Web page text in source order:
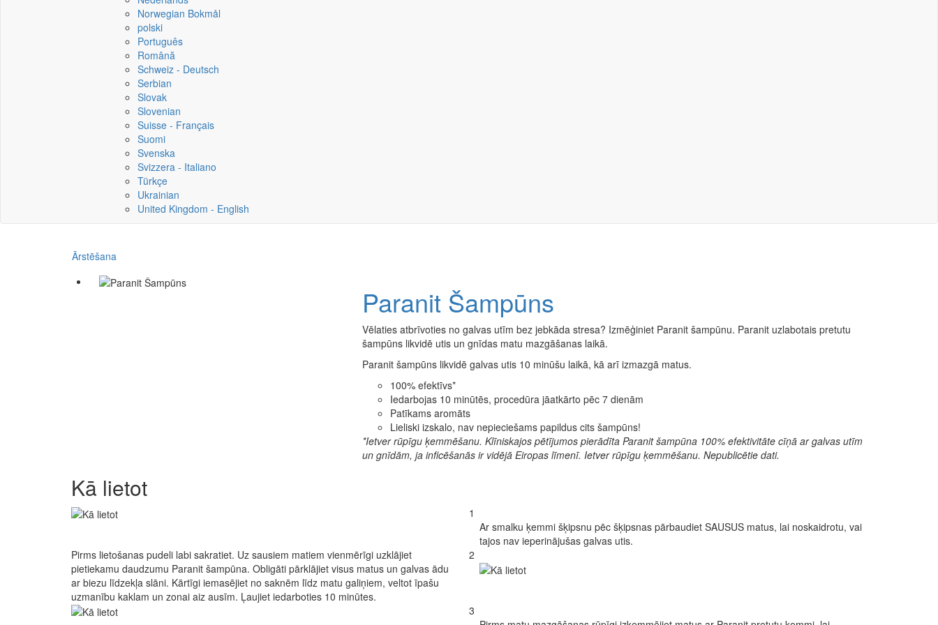
Norwegian Bokmål
polski
Português
Română
Schweiz - Deutsch
Serbian
Slovak
Slovenian
Suisse - Français
Suomi
Svenska
Svizzera - Italiano
Türkçe
Ukrainian
United Kingdom - English
Ārstēšana
Paranit Šampūns
Vēlaties atbrīvoties no galvas utīm bez jebkāda stresa? Izmēģiniet Paranit šampūnu. Paranit uzlabotais pretutu
šampūns likvidē utis un gnīdas matu mazgāšanas laikā.
Paranit šampūns likvidē galvas utis 10 minūšu laikā, kā arī izmazgā matus.
100% efektīvs*
Iedarbojas 10 minūtēs, procedūra jāatkārto pēc 7 dienām
Patīkams aromāts
Lieliski izskalo, nav nepieciešams papildus cits šampūns!
*Ietver rūpīgu ķemmēšanu. Klīniskajos pētījumos pierādīta Paranit šampūna 100% efektivitāte cīņā ar galvas utīm
un gnīdām, ja inficēšanās ir vidējā Eiropas līmenī. Ietver rūpīgu ķemmēšanu. Nepublicētie dati.
Kā lietot
1
Ar smalku ķemmi šķipsnu pēc šķipsnas pārbaudiet SAUSUS matus, lai noskaidrotu, vai
tajos nav ieperinājušas galvas utis.
2
Pirms lietošanas pudeli labi sakratiet. Uz sausiem matiem vienmērīgi uzklājiet
pietiekamu daudzumu Paranit šampūna. Obligāti pārklājiet visus matus un galvas ādu
ar biezu līdzekļa slāni. Kārtīgi iemasējiet no saknēm līdz matu galiņiem, veltot īpašu
uzmanību kaklam un zonai aiz ausīm. Ļaujiet iedarboties 10 minūtes.
3